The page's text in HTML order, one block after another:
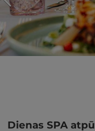
Dienas SPA